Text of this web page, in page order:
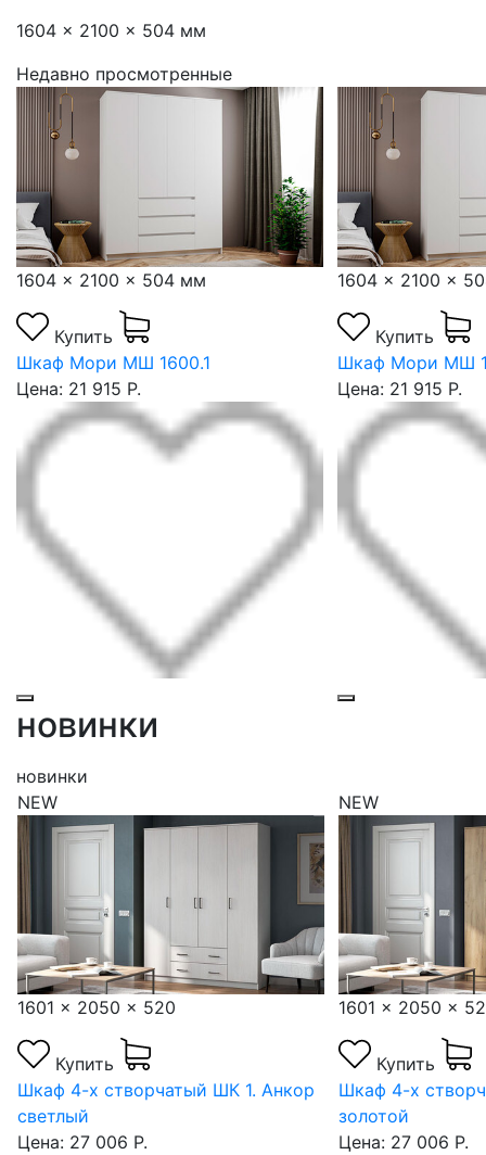
1604 x 2100 x 504 мм
Недавно просмотренные
1604 x 2100 x 504 мм
Купить
Шкаф Мори МШ 1600.1
Цена: 21 915 Р.
1604 x 2100 x
Купить
Шкаф Мори МШ
Цена: 21 915 Р.
новинки
новинки
NEW
1601 x 2050 x 520
Купить
Шкаф 4-х створчатый ШК 1. Дуб
золотой
Цена: 27 006 Р.
NEW
1604 x 2100 x
Купить
Шкаф Мори МШ
Цена: 21 915 Р.
ДСВ